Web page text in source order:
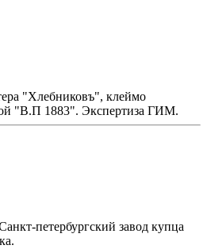
"Хлебниковъ", клеймо
"В.П 1883". Экспертиза ГИМ.
петербургский завод купца